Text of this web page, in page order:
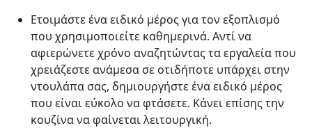
Ετοιμάστε ένα ειδικό μέρος για τον εξοπλισμό
που χρησιμοποιείτε καθημερινά. Αντί να
αφιερώνετε χρόνο αναζητώντας τα εργαλεία που
χρειάζεστε ανάμεσα σε οτιδήποτε υπάρχει στην
ντουλάπα σας, δημιουργήστε ένα ειδικό μέρος
που είναι εύκολο να φτάσετε. Κάνει επίσης την
κουζίνα να φαίνεται λειτουργική.